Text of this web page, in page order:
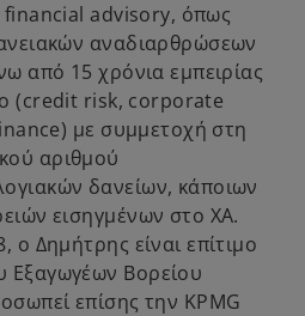
financial advisory, όπως
αναδιαρθρώσεων
από 15 χρόνια εμπειρίας
(credit risk, corporate
με συμμετοχή στη
αριθμού
δανείων, κάποιων
εισηγμένων στο ΧΑ.
Δημήτρης είναι επίτιμο
Εξαγωγέων Βορείου
επίσης την ΚPMG